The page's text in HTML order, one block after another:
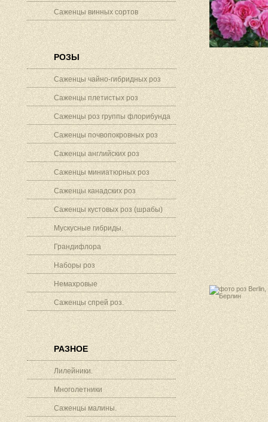
Саженцы винных сортов
РОЗЫ
Саженцы чайно-гибридных роз
Саженцы плетистых роз
Саженцы роз группы флорибунда
Саженцы почвопокровных роз
Саженцы английских роз
Саженцы миниатюрных роз
Саженцы канадских роз
Саженцы кустовых роз (шрабы)
Мускусные гибриды.
Грандифлора
Наборы роз
Немахровые
Саженцы спрей роз.
РАЗНОЕ
Лилейники.
Многолетники
Саженцы малины.